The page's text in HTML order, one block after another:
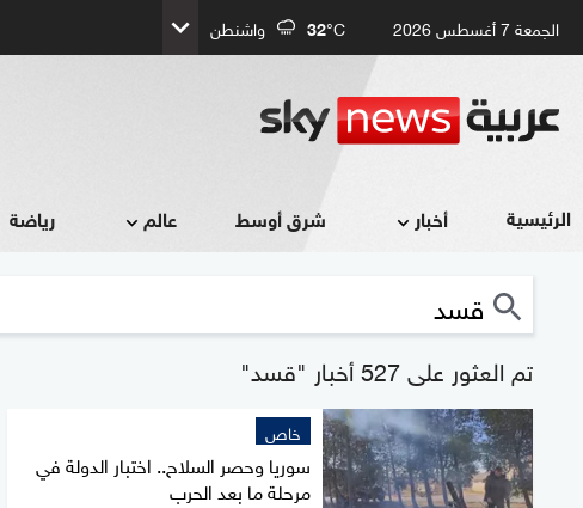
الجمعة 7 أغسطس 2026 32°C واشنطن
الرئيسية أخبار شرق أوسط عالم رياضة
تم العثور على 527 أخبار "قسد"
خاص
سوريا وحصر السلاح.. اختبار الدولة في
مرحلة ما بعد الحرب